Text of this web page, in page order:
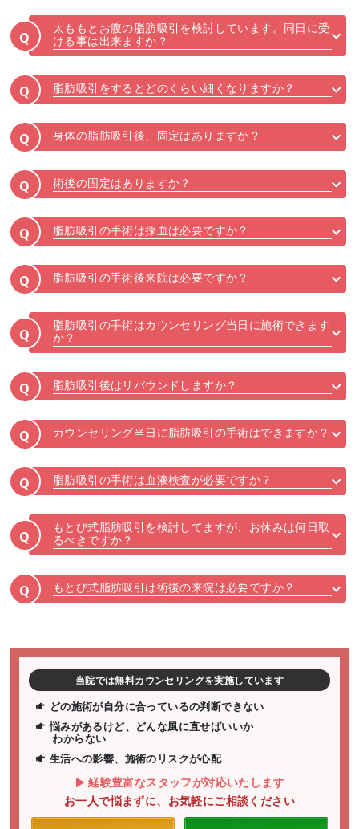
Q
太ももとお腹の脂肪吸引を検討しています。同日に受
ける事は出来ますか？
Q 脂肪吸引をするとどのくらい細くなりますか？
Q 身体の脂肪吸引後、固定はありますか？
Q 術後の固定はありますか？
Q 脂肪吸引の手術は採血は必要ですか？
Q 脂肪吸引の手術後来院は必要ですか？
Q
脂肪吸引の手術はカウンセリング当日に施術できます
か？
Q 脂肪吸引後はリバウンドしますか？
Q カウンセリング当日に脂肪吸引の手術はできますか？
Q 脂肪吸引の手術は血液検査が必要ですか？
Q
もとび式脂肪吸引を検討してますが、お休みは何日取
るべきですか？
Q もとび式脂肪吸引は術後の来院は必要ですか？
当院では無料カウンセリングを実施しています
どの施術が自分に合っているの判断できない
悩みがあるけど、どんな風に直せばいいか
わからない
生活への影響、施術のリスクが心配
経験豊富なスタッフが対応いたします
お一人で悩まずに、お気軽にご相談ください